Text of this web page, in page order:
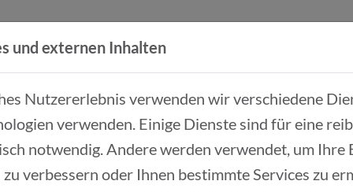
ausprobieren, wie kreative
der Kreativbehörde zeigte mit LEGO®
verwandelt.
demonstrierte, dass gezielte, offene
und externen Inhalten
Nutzererlebnis verwenden wir verschiedene
verwenden. Einige Dienste sind für eine
notwendig. Andere werden verwendet, um
verbessern oder Ihnen bestimmte Services zu